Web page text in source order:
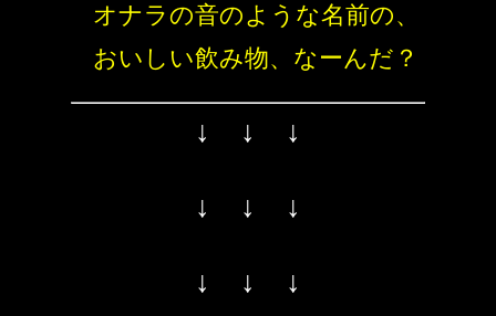
オナラの音のような名前の、
おいしい飲み物、なーんだ？
↓ ↓ ↓
↓ ↓ ↓
↓ ↓ ↓